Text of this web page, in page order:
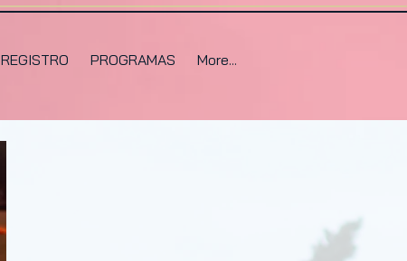
REGISTRO PROGRAMAS More...